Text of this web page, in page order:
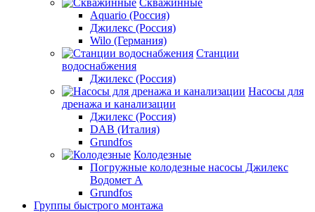
Скважинные
Aquario (Россия)
Джилекс (Россия)
Wilo (Германия)
Станции
водоснабжения
Джилекс (Россия)
Насосы для
дренажа и канализации
Джилекс (Россия)
DAB (Италия)
Grundfos
Колодезные
Погружные колодезные насосы Джилекс
Водомет А
Grundfos
Группы быстрого монтажа